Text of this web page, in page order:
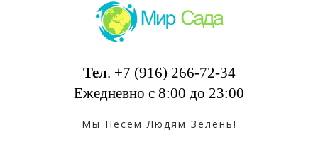
Тел. +7 (916) 266-72-34
Ежедневно с 8:00 до 23:00
Мы Несем Людям Зелень!